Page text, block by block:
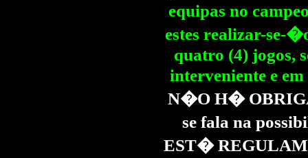
equipas no
estes realizar-se-
quatro (4) jogos,
interveniente e
N�O H�
se fala na
EST�